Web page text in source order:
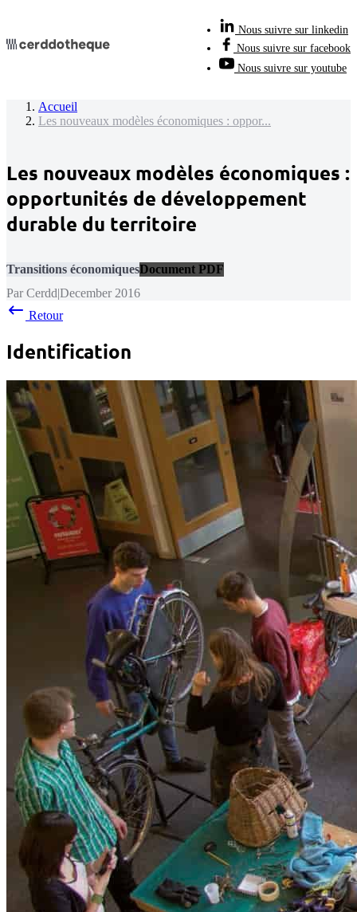
Nous suivre sur linkedin
Nous suivre sur facebook
Nous suivre sur youtube
Accueil
Les nouveaux modèles économiques : oppor...
Les nouveaux modèles économiques :
opportunités de développement
durable du territoire
Transitions économiquesDocument PDF
Par Cerdd|December 2016
Retour
Identification